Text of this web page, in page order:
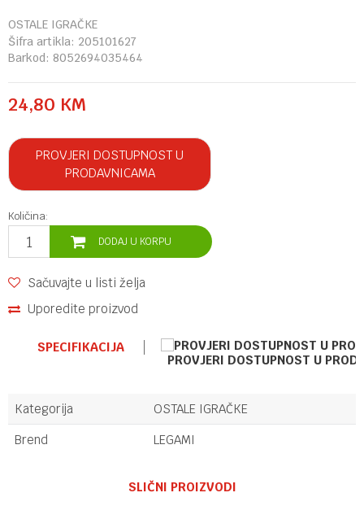
OSTALE IGRAČKE
Šifra artikla: 205101627
Barkod: 8052694035464
24,80 KM
PROVJERI DOSTUPNOST U
PRODAVNICAMA
Količina:
DODAJ U KORPU
Sačuvajte u listi želja
Uporedite proizvod
SPECIFIKACIJA
PROVJERI DOSTUPNOST U
Kategorija
OSTALE IGRAČKE
Brend
LEGAMI
SLIČNI PROIZVODI